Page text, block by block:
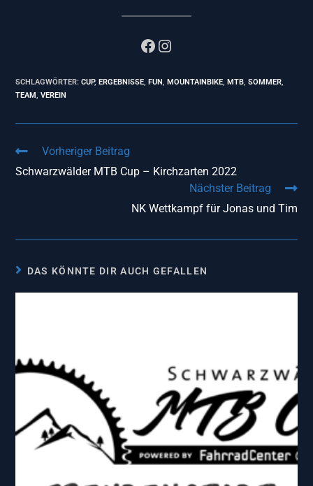
SCHLAGWÖRTER:CUP, ERGEBNISSE, FUN, MOUNTAINBIKE, MTB, SOMMER,
TEAM, VEREIN
Vorheriger Beitrag
Schwarzwälder MTB Cup – Kirchzarten 2022
Nächster Beitrag
NK Wettkampf für Jonas und Tim
DAS KÖNNTE DIR AUCH GEFALLEN